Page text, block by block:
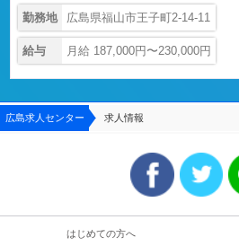
勤務地 広島県福山市王子町2-14-11
給与 月給 187,000円〜230,000円
広島求人センター 求人情報
はじめての方へ